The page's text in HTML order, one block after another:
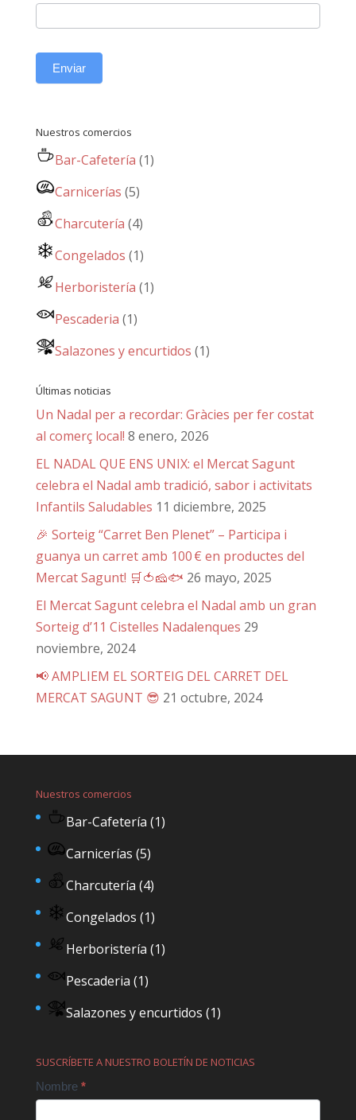
Enviar
Nuestros comercios
Bar-Cafetería (1)
Carnicerías (5)
Charcutería (4)
Congelados (1)
Herboristería (1)
Pescaderia (1)
Salazones y encurtidos (1)
Últimas noticias
Un Nadal per a recordar: Gràcies per fer costat
al comerç local! 8 enero, 2026
EL NADAL QUE ENS UNIX: el Mercat Sagunt
celebra el Nadal amb tradició, sabor i activitats
Infantils Saludables 11 diciembre, 2025
🎉 Sorteig “Carret Ben Plenet” – Participa i
guanya un carret amb 100 € en productes del
Mercat Sagunt! 🛒🍅🧀🐟 26 mayo, 2025
El Mercat Sagunt celebra el Nadal amb un gran
Sorteig d’11 Cistelles Nadalenques 29
noviembre, 2024
📢 AMPLIEM EL SORTEIG DEL CARRET DEL
MERCAT SAGUNT 😎 21 octubre, 2024
Nuestros comercios
Bar-Cafetería (1)
Carnicerías (5)
Charcutería (4)
Congelados (1)
Herboristería (1)
Pescaderia (1)
Salazones y encurtidos (1)
SUSCRÍBETE A NUESTRO BOLETÍN DE NOTICIAS
Contact
Nombre *